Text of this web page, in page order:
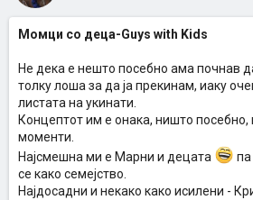
Момци со деца-Guys with Kids
Не дека е нешто посебно ама почнав
толку лоша за да ја прекинам, иаку
листата на укинати.
Концептот им е онака, ништо
моменти.
Најсмешна ми е Марни и децата
па
се како семејство.
Најдосадни и некако како исилени -